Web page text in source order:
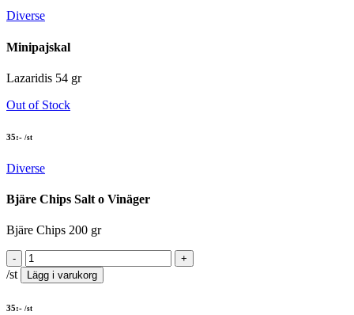
Diverse
Minipajskal
Lazaridis 54 gr
Out of Stock
35:- /st
Diverse
Bjäre Chips Salt o Vinäger
Bjäre Chips 200 gr
/st Lägg i varukorg
35:- /st